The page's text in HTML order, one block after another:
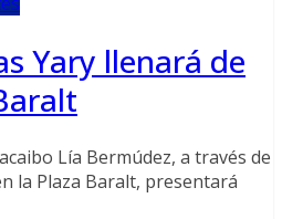
Yary llenará de
Lía Bermúdez, a través de
la Plaza Baralt, presentará